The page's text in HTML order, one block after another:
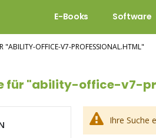
E-Books Software
"ABILITY-OFFICE-V7-PROFESSIONAL.HTML"
für "ability-office-v7-
Ihre Suche